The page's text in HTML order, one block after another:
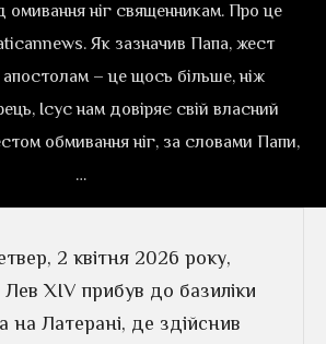
омивання ніг священникам. Про це
Як зазначив Папа, жест
апостолам – це щось більше, ніж
Ісус нам довіряє свій власний
обмивання ніг, за словами Папи,
…
2 квітня 2026 року,
Лев XIV прибув до базиліки
на Латерані, де здійснив